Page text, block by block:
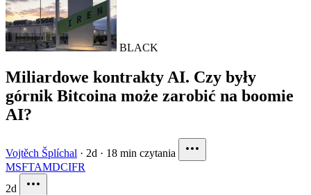
BLACK
Miliardowe kontrakty AI. Czy były
górnik Bitcoina może zarobić na boomie
AI?
Vojtěch Šplíchal · 2d · 18 min czytania
MSFTAMDCIFR
2d